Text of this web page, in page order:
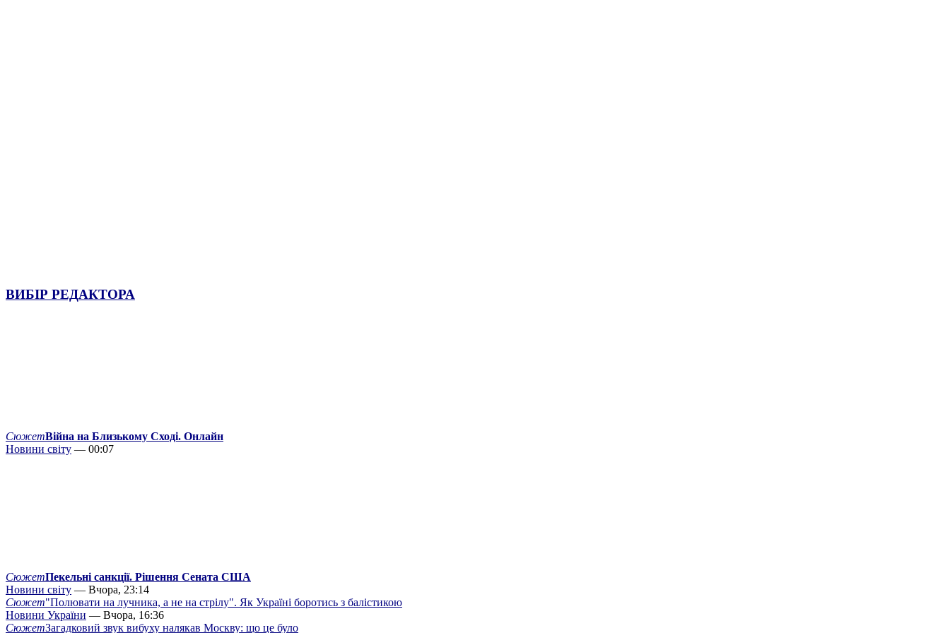
ВИБІР РЕДАКТОРА
СюжетВійна на Близькому Сході. Онлайн
Новини світу — 00:07
СюжетПекельні санкції. Рішення Сената США
Новини світу — Вчора, 23:14
Сюжет"Полювати на лучника, а не на стрілу". Як Україні боротись з балістикою
Новини України — Вчора, 16:36
СюжетЗагадковий звук вибуху налякав Москву: що це було